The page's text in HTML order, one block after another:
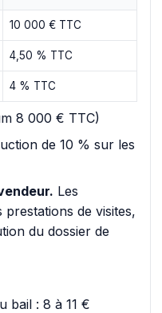
10 000 € TTC
4,50 % TTC
4 % TTC
8 000 € TTC)
de 10 % sur les
Les
de visites,
du dossier de
bail : 8 à 11 €